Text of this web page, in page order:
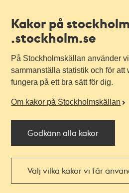
Kakor på
.stockholm.se
På Stockholmskällan använder
sammanställa statistik och för att
fungera på ett bra sätt för dig.
Om kakor på Stockholmskällan
Godkänn alla kakor
Välj vilka kakor vi får